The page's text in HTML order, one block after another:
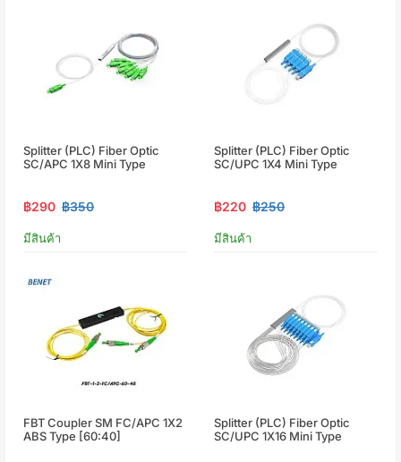
Splitter (PLC) Fiber Optic
SC/APC 1X8 Mini Type
฿290 ฿350
มีสินค้า
Splitter (PLC) Fiber Optic
SC/UPC 1X4 Mini Type
฿220 ฿250
มีสินค้า
FBT Coupler SM FC/APC 1X2
ABS Type [60:40]
Splitter (PLC) Fiber Optic
SC/UPC 1X16 Mini Type